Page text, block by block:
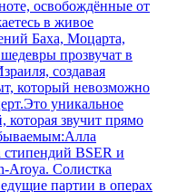
освобождённые от
в живое
Баха, Моцарта,
прозвучат в
создавая
который невозможно
уникальное
которая звучит прямо
BSER и
Aroya. Солистка
партии в операх